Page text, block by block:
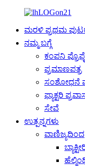
ಮರಳಿ ಪ್ರಥಮ
ನಮ್ಮ ಬಗ್ಗೆ
ಕಂಪನಿ
ಪ್ರಮಾಣಪತ್ರ
ಸಂಶೋಧನೆ
ಫ್ಯಾಕ್ಟರಿ
ಸೇವೆ
ಉತ್ಪನ್ನಗಳು
ವಾಣಿಜ್ಯದಿಂದ